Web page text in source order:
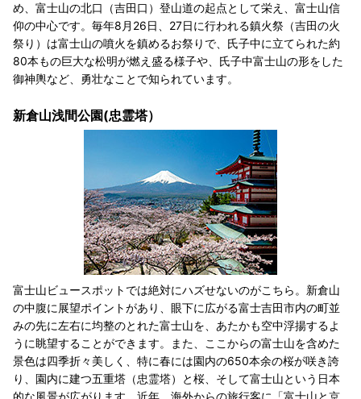
め、富士山の北口（吉田口）登山道の起点として栄え、富士山信
仰の中心です。毎年8月26日、27日に行われる鎮火祭（吉田の火
祭り）は富士山の噴火を鎮めるお祭りで、氏子中に立てられた約
80本もの巨大な松明が燃え盛る様子や、氏子中富士山の形をした
御神輿など、勇壮なことで知られています。
新倉山浅間公園(忠霊塔）
富士山ビュースポットでは絶対にハズせないのがこちら。新倉山
の中腹に展望ポイントがあり、眼下に広がる富士吉田市内の町並
みの先に左右に均整のとれた富士山を、あたかも空中浮揚するよ
うに眺望することができます。また、ここからの富士山を含めた
景色は四季折々美しく、特に春には園内の650本余の桜が咲き誇
り、園内に建つ五重塔（忠霊塔）と桜、そして富士山という日本